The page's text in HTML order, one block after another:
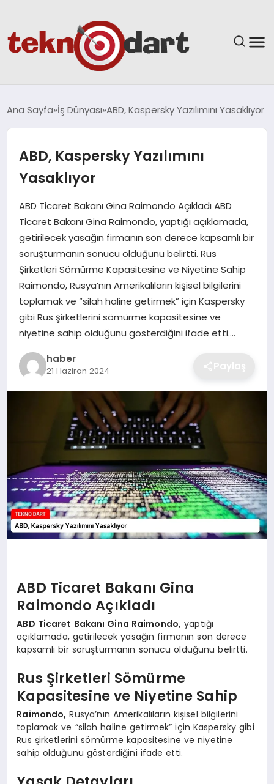
YAŞAM
BILIM & TEKNOLOJI
GÜNDEM
SPOR
EKONOMI
MAGAZIN
OTOMOBIL
Ana Sayfa İş Dünyası ABD, Kaspersky Yazılımını Yasaklıyor
ABD, Kaspersky Yazılımını
Yasaklıyor
ABD Ticaret Bakanı Gina Raimondo Açıkladı ABD
Ticaret Bakanı Gina Raimondo, yaptığı açıklamada,
getirilecek yasağın firmanın son derece kapsamlı bir
soruşturmanın sonucu olduğunu belirtti. Rus
Şirketleri Sömürme Kapasitesine ve Niyetine Sahip
Raimondo, Rusya’nın Amerikalıların kişisel bilgilerini
toplamak ve “silah haline getirmek” için Kaspersky
gibi Rus şirketlerini sömürme kapasitesine ve
niyetine sahip olduğunu gösterdiğini ifade etti….
haber
21 Haziran 2024
ABD Ticaret Bakanı Gina
Raimondo Açıkladı
ABD Ticaret Bakanı Gina Raimondo, yaptığı
açıklamada, getirilecek yasağın firmanın son derece
kapsamlı bir soruşturmanın sonucu olduğunu belirtti.
Rus Şirketleri Sömürme
Kapasitesine ve Niyetine Sahip
Raimondo, Rusya’nın Amerikalıların kişisel bilgilerini
toplamak ve “silah haline getirmek” için Kaspersky gibi
Rus şirketlerini sömürme kapasitesine ve niyetine
sahip olduğunu gösterdiğini ifade etti.